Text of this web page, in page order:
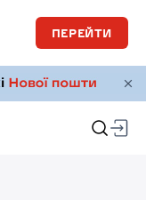
ПЕРЕЙТИ